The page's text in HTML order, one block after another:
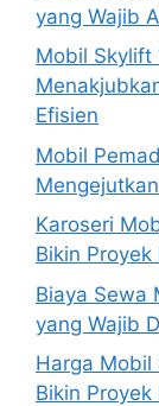
yang Wajib
Mobil Skylift
Efisien
Mobil
Karoseri
Bikin
Biaya Sewa
yang Wajib
Harga Mobil
Bikin